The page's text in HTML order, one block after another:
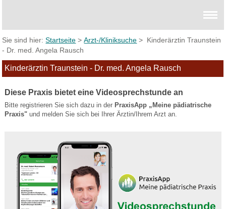
Sie sind hier:Startseite >Arzt-/Kliniksuche > Kinderärztin Traunstein
- Dr. med. Angela Rausch
Kinderärztin Traunstein - Dr. med. Angela Rausch
Diese Praxis bietet eine Videosprechstunde an
Bitte registrieren Sie sich dazu in der PraxisApp „Meine pädiatrische
Praxis"und melden Sie sich bei Ihrer Ärztin/Ihrem Arzt an.